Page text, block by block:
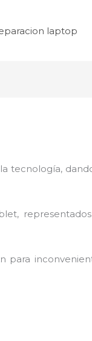
laptop
tecnología,
para